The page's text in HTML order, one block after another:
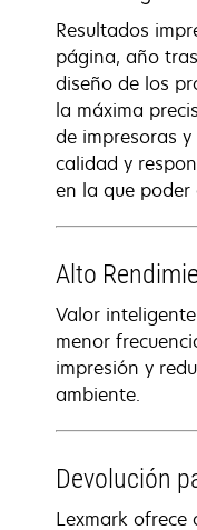
Resultados
página, año
diseño de los
la máxima
de impresoras
calidad y
en la que poder
Alto
Valor
menor
impresión y
ambiente.
Devolución
Lexmark ofrece